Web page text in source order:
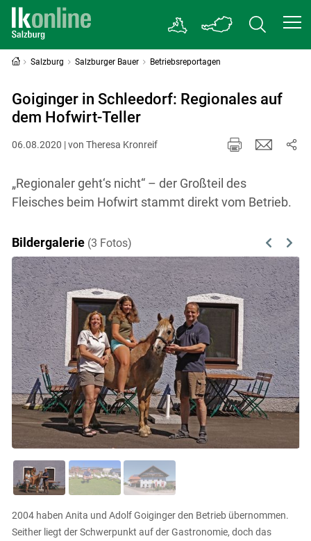
Salzburg Salzburger Bauer Betriebsreportagen
Goiginger in Schleedorf: Regionales auf
dem Hofwirt-Teller
06.08.2020 | von Theresa Kronreif
„Regionaler geht‘s nicht“ – der Großteil des
Fleisches beim Hofwirt stammt direkt vom Betrieb.
Bildergalerie (3 Fotos) Previous
Next
2004 haben Anita und Adolf Goiginger den Betrieb übernommen.
Seither liegt der Schwerpunkt auf der Gastronomie, doch das